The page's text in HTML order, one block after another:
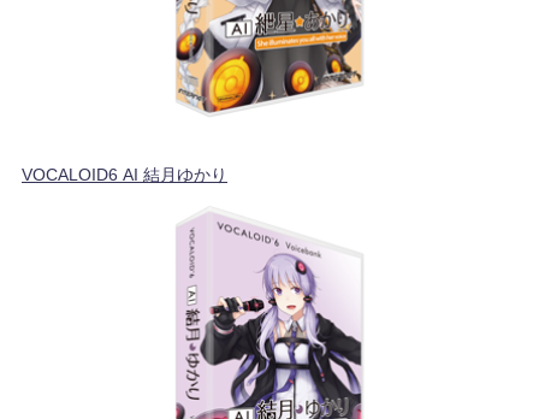
VOCALOID6 AI 結月ゆかり